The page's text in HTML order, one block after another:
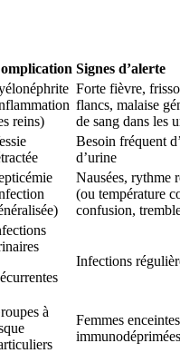
Signes d’alerte
reins)
Forte fièvre,
flancs, malaise
de sang dans les
Besoin fréquent
d’urine
Nausées, rythme
(ou température
confusion,
Infections
à
Femmes
immunodéprimées